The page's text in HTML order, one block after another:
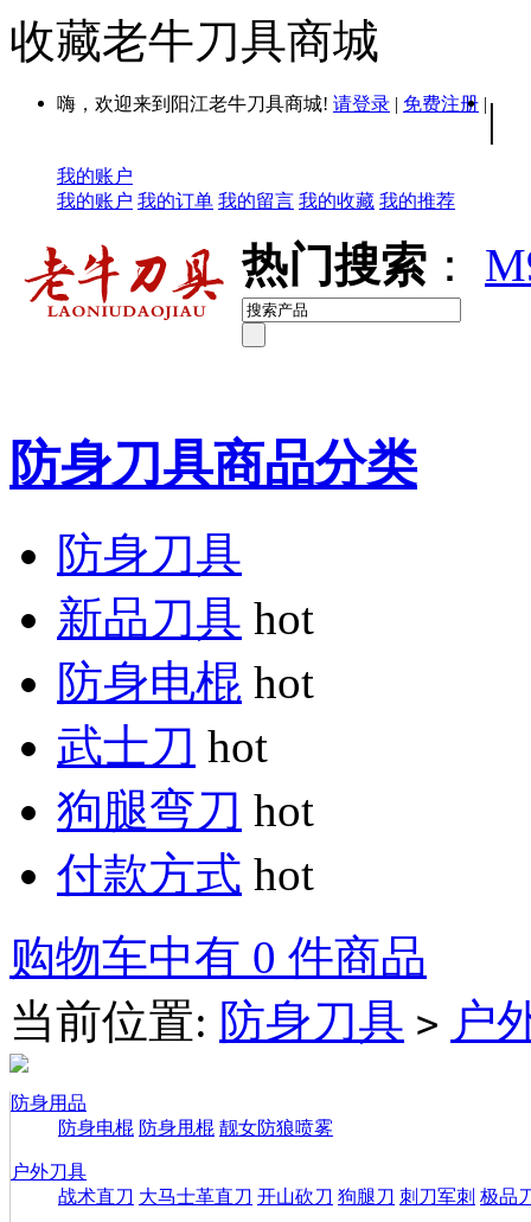
收藏老牛刀具商城
嗨，欢迎来到阳江老牛刀具商城! 请登录 | 免费注册 | |
我的账户
我的账户 我的订单 我的留言 我的收藏 我的推荐
热门搜索 ：
防身刀具商品分类
防身刀具
新品刀具 hot
防身电棍 hot
武士刀 hot
狗腿弯刀 hot
付款方式 hot
购物车中有 0 件商品
当前位置: 防身刀具 > 户
防身用品
防身电棍 防身甩棍 靓女防狼喷雾
户外刀具
战术直刀 大马士革直刀 开山砍刀 狗腿刀 刺刀军刺 极品